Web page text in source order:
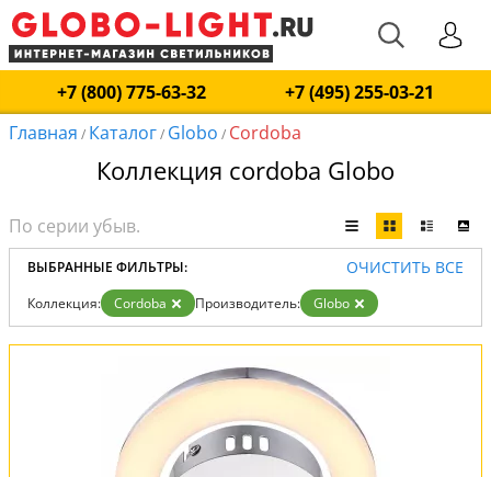
+7 (800) 775-63-32
+7 (495) 255-03-21
Главная / Каталог/ Globo / Cordoba
Коллекция cordoba Globo
ВЫБРАННЫЕ ФИЛЬТРЫ: ОЧИСТИТЬ ВСЕ
Коллекция: Cordoba Производитель: Globo